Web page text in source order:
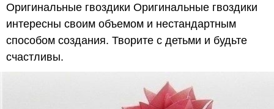
Оригинальные гвоздики Оригинальные гвоздики
интересны своим объемом и нестандартным
способом создания. Творите с детьми и будьте
счастливы.